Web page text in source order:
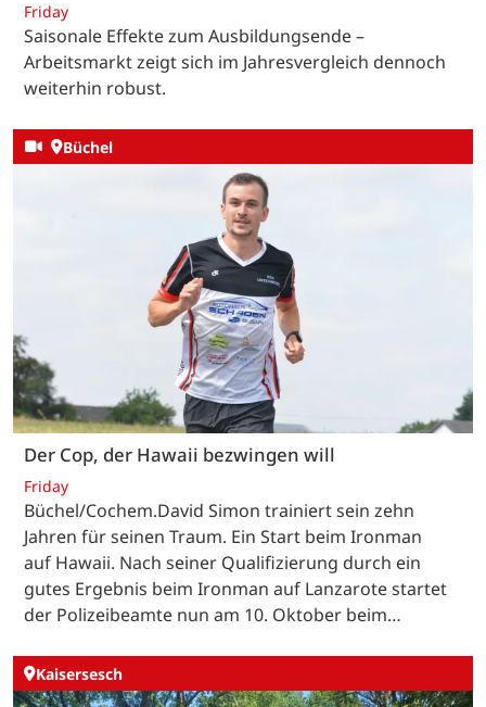
Friday
Saisonale Effekte zum Ausbildungsende –
Arbeitsmarkt zeigt sich im Jahresvergleich dennoch
weiterhin robust.
Büchel
Der Cop, der Hawaii bezwingen will
Friday
Büchel/Cochem.David Simon trainiert sein zehn
Jahren für seinen Traum. Ein Start beim Ironman
auf Hawaii. Nach seiner Qualifizierung durch ein
gutes Ergebnis beim Ironman auf Lanzarote startet
der Polizeibeamte nun am 10. Oktober beim…
Kaisersesch